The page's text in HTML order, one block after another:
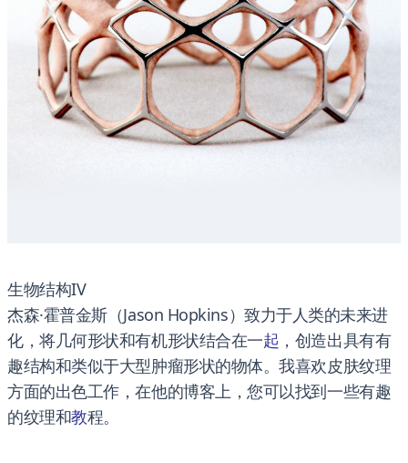
生物结构IV
杰森·霍普金斯（Jason Hopkins）致力于人类的未来进
化，将几何形状和有机形状结合在一起 ，创造出具有有
趣结构和类似于大型肿瘤形状的物体。我喜欢皮肤纹理
方面的出色工作，在他的博客上，您可以找到一些有趣
的纹理和教程。